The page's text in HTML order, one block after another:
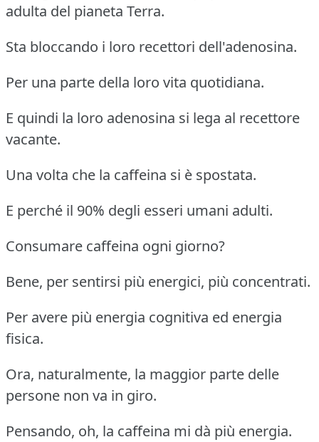
adulta del pianeta Terra.
Sta bloccando i loro recettori dell'adenosina.
Per una parte della loro vita quotidiana.
E quindi la loro adenosina si lega al recettore
vacante.
Una volta che la caffeina si è spostata.
E perché il 90% degli esseri umani adulti.
Consumare caffeina ogni giorno?
Bene, per sentirsi più energici, più concentrati.
Per avere più energia cognitiva ed energia
fisica.
Ora, naturalmente, la maggior parte delle
persone non va in giro.
Pensando, oh, la caffeina mi dà più energia.